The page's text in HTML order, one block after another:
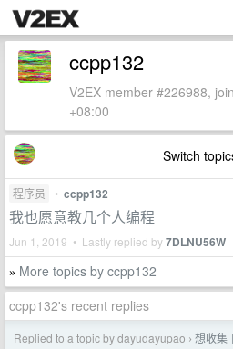
ccpp132
V2EX member #226988,
+08:00
Switch
程序员 • ccpp132
我也愿意教几个人编程
Jun 1, 2019 • Lastly replied by7DLNU56W
» More topics by ccpp132
ccpp132's recent replies
Replied to a topic by dayudayupao › 想收集